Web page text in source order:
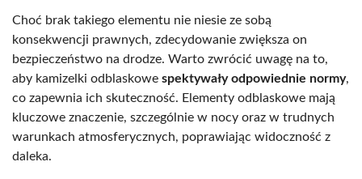
Choć brak takiego elementu nie niesie ze sobą
konsekwencji prawnych, zdecydowanie zwiększa on
bezpieczeństwo na drodze. Warto zwrócić uwagę na to,
aby kamizelki odblaskowe spektywały odpowiednie normy,
co zapewnia ich skuteczność. Elementy odblaskowe mają
kluczowe znaczenie, szczególnie w nocy oraz w trudnych
warunkach atmosferycznych, poprawiając widoczność z
daleka.